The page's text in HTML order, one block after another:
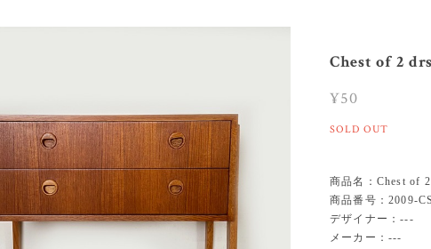
Chest of 2
¥50
SOLD OUT
商品名：Chest of
商品番号：2009-
デザイナー：---
メーカー：---